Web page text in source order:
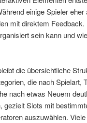
einige Spieler
mit direktem
sein kann und
die übersichtliche
die nach Spielart,
nach etwas Neuem
gezielt Slots mit
auszuwählen.